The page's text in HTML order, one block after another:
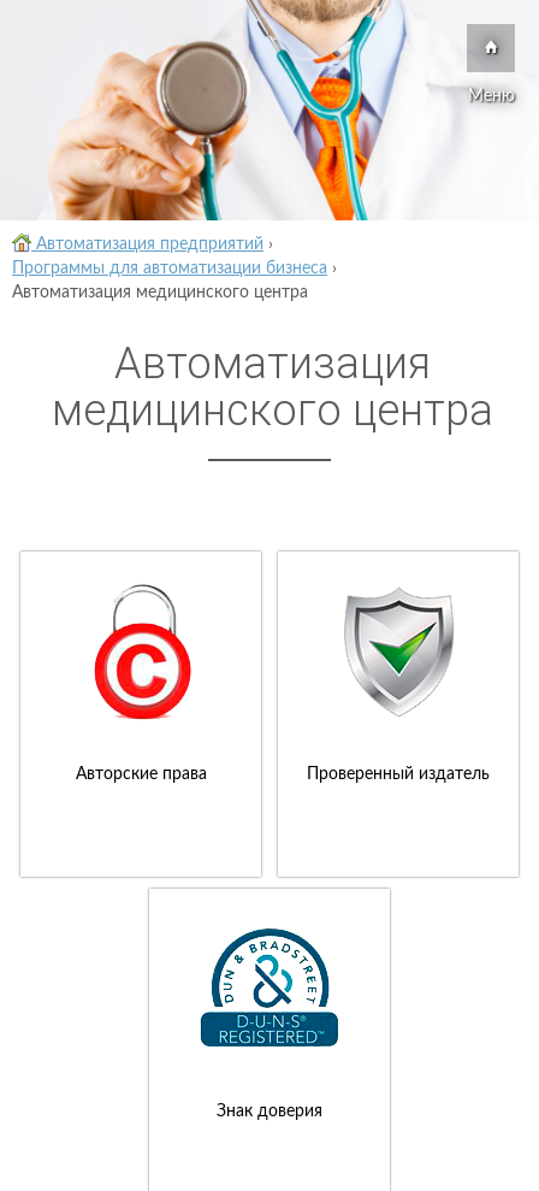
Меню
Автоматизация предприятий ›
Программы для автоматизации бизнеса ›
Автоматизация медицинского центра
Автоматизация
медицинского центра
Авторские права Проверенный издатель
Знак доверия